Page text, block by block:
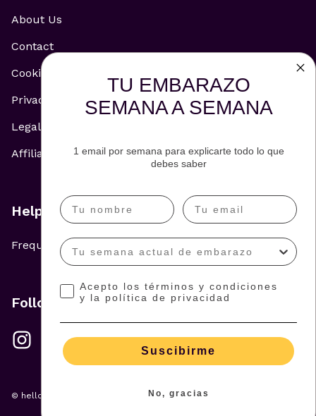
About Us
Contact
Cookie Policy
Privacy Policy
Legal Notice
Affiliate and Advertising Policy
Help
Frequently Asked Questions
Follow us
© hellowish 2026 — All rights reserved
TU EMBARAZO
SEMANA A SEMANA
1 email por semana para explicarte todo lo que
debes saber
Acepto los términos y condiciones
y la política de privacidad
Suscibirme
No, gracias